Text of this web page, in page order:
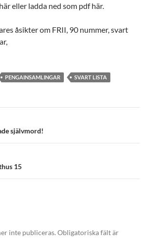
eller ladda ned som pdf här.
åsikter om FRII, 90 nummer, svart
PENGAINSAMLINGAR SVART LISTA
självmord!
15
inte publiceras. Obligatoriska fält är